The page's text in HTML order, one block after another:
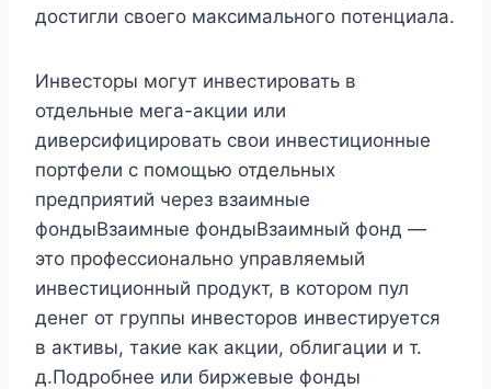
достигли своего максимального потенциала.
Инвесторы могут инвестировать в
отдельные мега-акции или
диверсифицировать свои инвестиционные
портфели с помощью отдельных
предприятий через взаимные
фондыВзаимные фондыВзаимный фонд —
это профессионально управляемый
инвестиционный продукт, в котором пул
денег от группы инвесторов инвестируется
в активы, такие как акции, облигации и т.
д.Подробнее или биржевые фонды